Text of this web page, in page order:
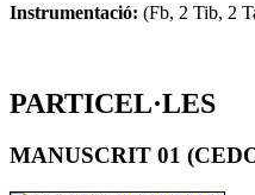
Instrumentació: (Fb, 2 Tib, 2
PARTICEL·LES
MANUSCRIT 01